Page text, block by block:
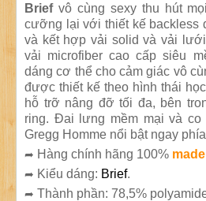
Brief vô cùng sexy thu hút
cưỡng lại với thiết kế backless
và kết hợp vải solid và vải
vải microfiber cao cấp siêu
dáng cơ thể cho cảm giác vô
được thiết kế theo hình thái
hỗ trỡ nâng đỡ tối đa, bên
ring. Đai lưng mềm mại và
Gregg Homme nổi bật ngay
➦ Hàng chính hãng 100%
➦ Kiểu dáng: Brief.
➦ Thành phần: 78,5%